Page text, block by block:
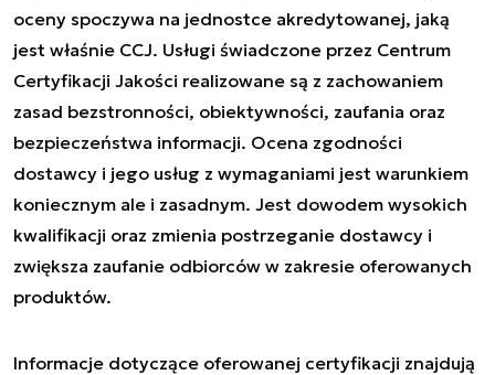
oceny spoczywa na jednostce akredytowanej, jaką
jest właśnie CCJ. Usługi świadczone przez Centrum
Certyfikacji Jakości realizowane są z zachowaniem
zasad bezstronności, obiektywności, zaufania oraz
bezpieczeństwa informacji. Ocena zgodności
dostawcy i jego usług z wymaganiami jest warunkiem
koniecznym ale i zasadnym. Jest dowodem wysokich
kwalifikacji oraz zmienia postrzeganie dostawcy i
zwiększa zaufanie odbiorców w zakresie oferowanych
produktów.
Informacje dotyczące oferowanej certyfikacji znajdują